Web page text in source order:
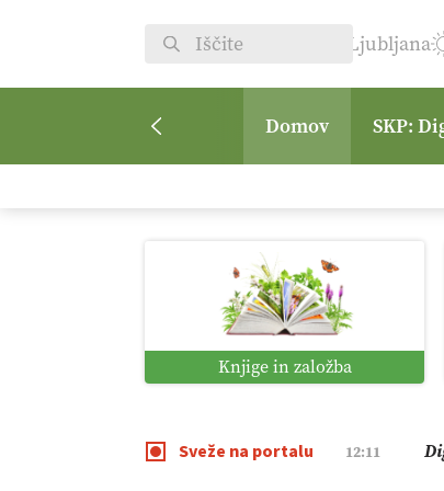
Ljubljana
Domov SKP:
Knjige in založba
Sveže na portalu
08:50
01:38
12:11
09:09